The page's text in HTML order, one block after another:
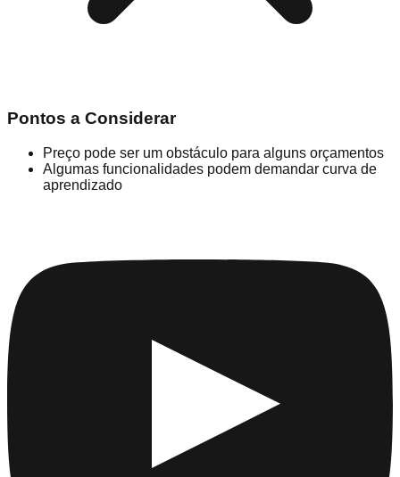
Pontos a Considerar
Preço pode ser um obstáculo para alguns orçamentos
Algumas funcionalidades podem demandar curva de
aprendizado